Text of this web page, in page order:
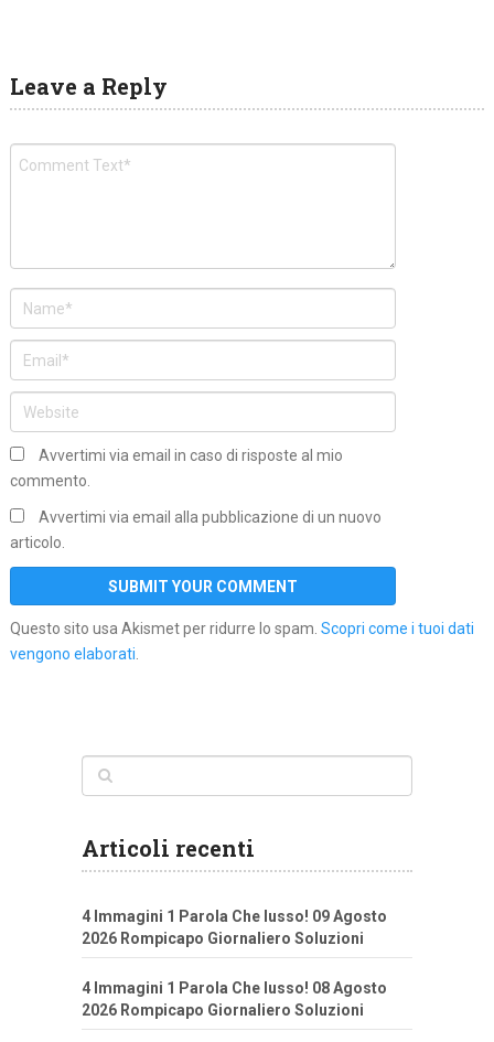
Leave a Reply
Avvertimi via email in caso di risposte al mio
commento.
Avvertimi via email alla pubblicazione di un nuovo
articolo.
Questo sito usa Akismet per ridurre lo spam. Scopri come i tuoi dati
vengono elaborati.
Articoli recenti
4 Immagini 1 Parola Che lusso! 09 Agosto
2026 Rompicapo Giornaliero Soluzioni
4 Immagini 1 Parola Che lusso! 08 Agosto
2026 Rompicapo Giornaliero Soluzioni